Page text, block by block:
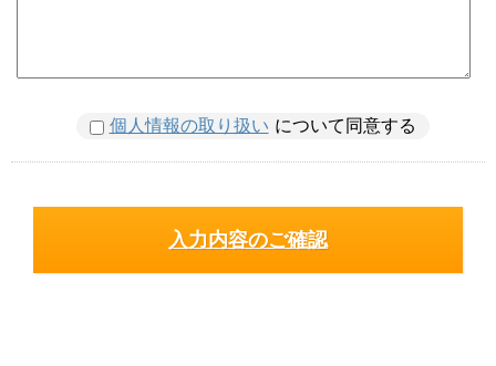
個人情報の取り扱い について同意する